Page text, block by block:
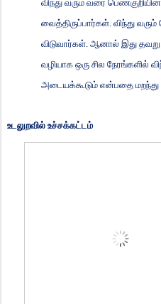
விந்து வரும் வரை
வைத்திருப்பார்கள். விந்து
விடுவார்கள். ஆனால் இது
வழியாக ஒரு சில நேரங்களில்
அடையக்கூடும் என்பதை மறந்து
உடலுறவில் உச்சக்கட்டம்